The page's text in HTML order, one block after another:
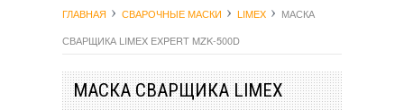
ГЛАВНАЯ СВАРОЧНЫЕ МАСКИ LIMEX
МАСКА
СВАРЩИКА LIMEX EXPERT MZK-500D
МАСКА СВАРЩИКА LIMEX